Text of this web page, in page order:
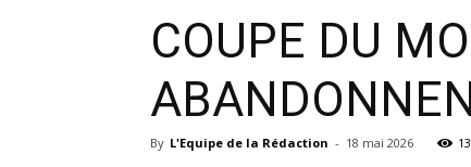
COUPE DU
By L'Equipe de la Rédaction - 18 mai 2026